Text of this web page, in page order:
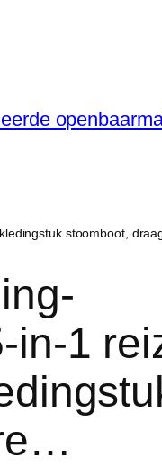
stoomboot,
in-1